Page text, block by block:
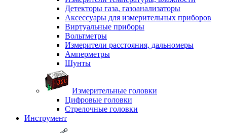
Детекторы газа, газоанализаторы
Аксессуары для измерительных приборов
Виртуальные приборы
Вольтметры
Измерители расстояния, дальномеры
Амперметры
Шунты
Измерительные головки
Цифровые головки
Стрелочные головки
Инструмент